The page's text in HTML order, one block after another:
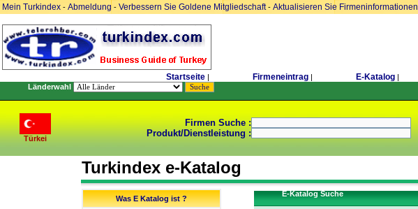
Mein Turkindex - Abmeldung - Verbessern Sie Goldene Mitgliedschaft- Aktualisieren Sie Firmeninformationen
Startseite | Firmeneintrag | E-Katalog |
Länderwahl
Türkei
Firmen Suche :
Produkt/Dienstleistung :
Turkindex e-Katalog
Was E Katalog ist ?
E-Katalog Suche